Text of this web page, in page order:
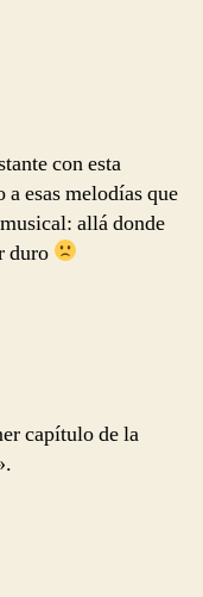
con esta
esas melodías que
allá donde
duro
capítulo de la